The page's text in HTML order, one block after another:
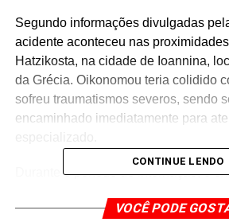
Segundo informações divulgadas
acidente aconteceu nas
Hatzikosta, na cidade de Ioannina,
da Grécia. Oikonomou teria colidido
sofreu traumatismos severos, sendo
encaminhado imediatamente para
Durante o período de internação, o
danos causados pelo acidente.
CONTINUE LENDO
VOCÊ PODE